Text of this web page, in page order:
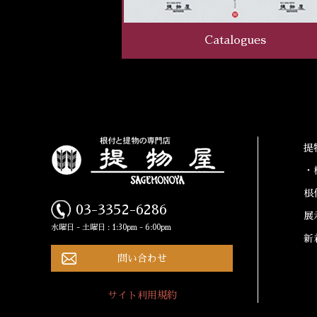
Catalogues
03-3352-6286
水曜日 - 土曜日 : 1:30pm - 6:00pm
問い合わせ
サイト利用規約
提
根
展
新